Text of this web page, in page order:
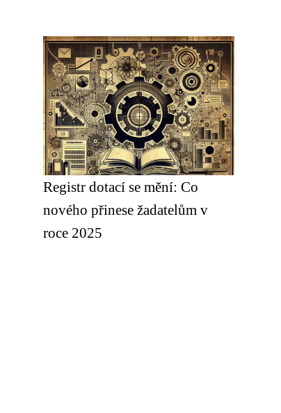
Registr dotací se mění: Co
nového přinese žadatelům v
roce 2025